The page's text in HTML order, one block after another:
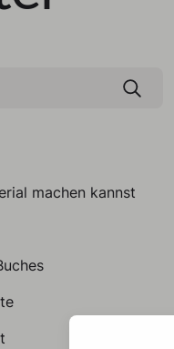
machen kannst